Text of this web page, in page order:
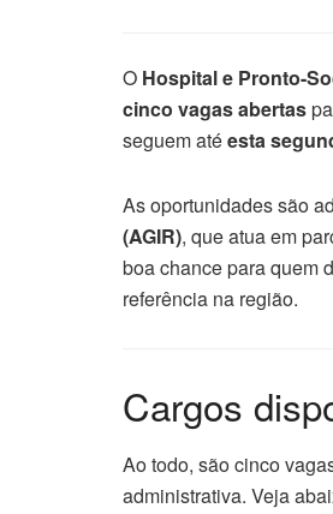
O Hospital e Pronto-
cinco vagas abertas
seguem atéesta
As oportunidades são
(AGIR), que atua em
boa chance para quem
referência na região.
Cargos
Ao todo, são cinco
administrativa. Veja